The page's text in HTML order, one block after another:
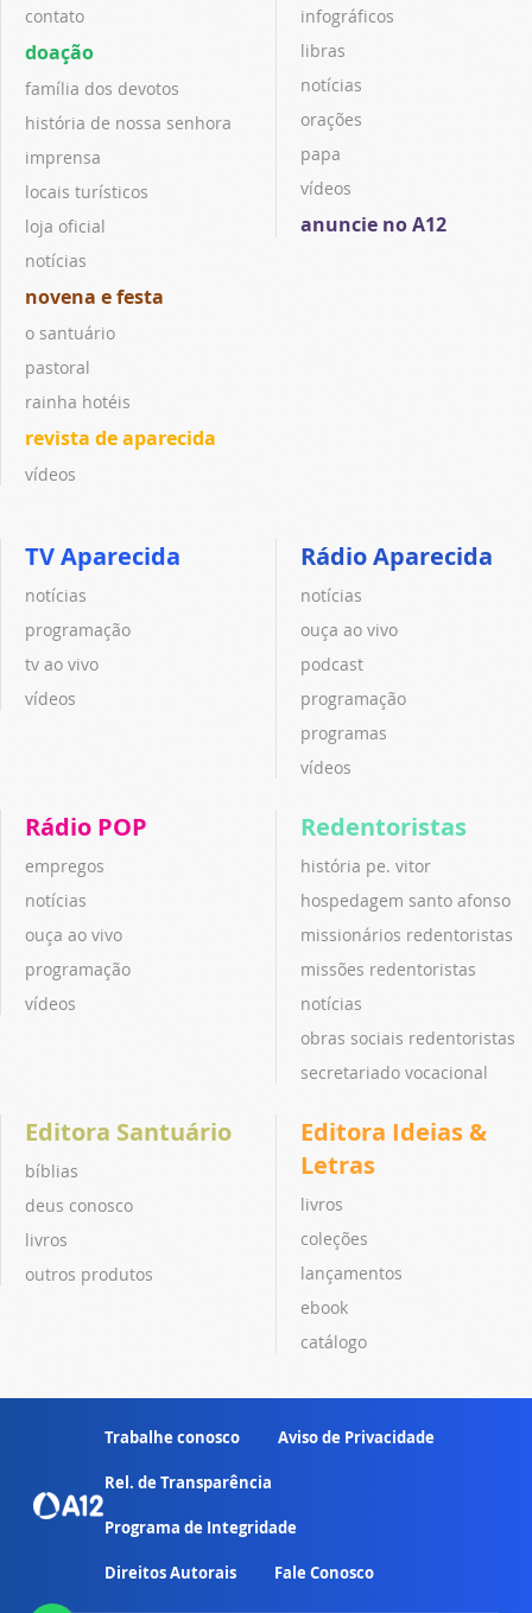
contato
doação
família dos devotos
história de nossa senhora
imprensa
locais turísticos
loja oficial
notícias
novena e festa
o santuário
pastoral
rainha hotéis
revista de aparecida
vídeos
infográficos
libras
notícias
orações
papa
vídeos
anuncie no A12
TV Aparecida
notícias
programação
tv ao vivo
vídeos
Rádio Aparecida
notícias
ouça ao vivo
podcast
programação
programas
vídeos
Rádio POP
empregos
notícias
ouça ao vivo
programação
vídeos
Redentoristas
história pe. vitor
hospedagem santo afonso
missionários redentoristas
missões redentoristas
notícias
obras sociais redentoristas
secretariado vocacional
Editora Santuário
bíblias
deus conosco
livros
outros produtos
Editora Ideias &
Letras
livros
coleções
lançamentos
ebook
catálogo
Trabalhe conosco Aviso de Privacidade
Rel. de Transparência
Programa de Integridade
Direitos Autorais Fale Conosco